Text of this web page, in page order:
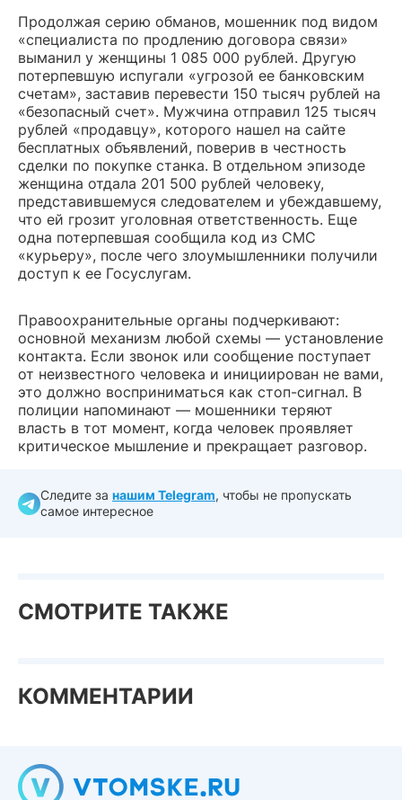
Продолжая серию обманов, мошенник под видом
«специалиста по продлению договора связи»
выманил у женщины 1 085 000 рублей. Другую
потерпевшую испугали «угрозой ее банковским
счетам», заставив перевести 150 тысяч рублей на
«безопасный счет». Мужчина отправил 125 тысяч
рублей «продавцу», которого нашел на сайте
бесплатных объявлений, поверив в честность
сделки по покупке станка. В отдельном эпизоде
женщина отдала 201 500 рублей человеку,
представившемуся следователем и убеждавшему,
что ей грозит уголовная ответственность. Еще
одна потерпевшая сообщила код из СМС
«курьеру», после чего злоумышленники получили
доступ к ее Госуслугам.
Правоохранительные органы подчеркивают:
основной механизм любой схемы — установление
контакта. Если звонок или сообщение поступает
от неизвестного человека и инициирован не вами,
это должно восприниматься как стоп-сигнал. В
полиции напоминают — мошенники теряют
власть в тот момент, когда человек проявляет
критическое мышление и прекращает разговор.
Следите за нашим Telegram, чтобы не пропускать
самое интересное
СМОТРИТЕ ТАКЖЕ
КОММЕНТАРИИ